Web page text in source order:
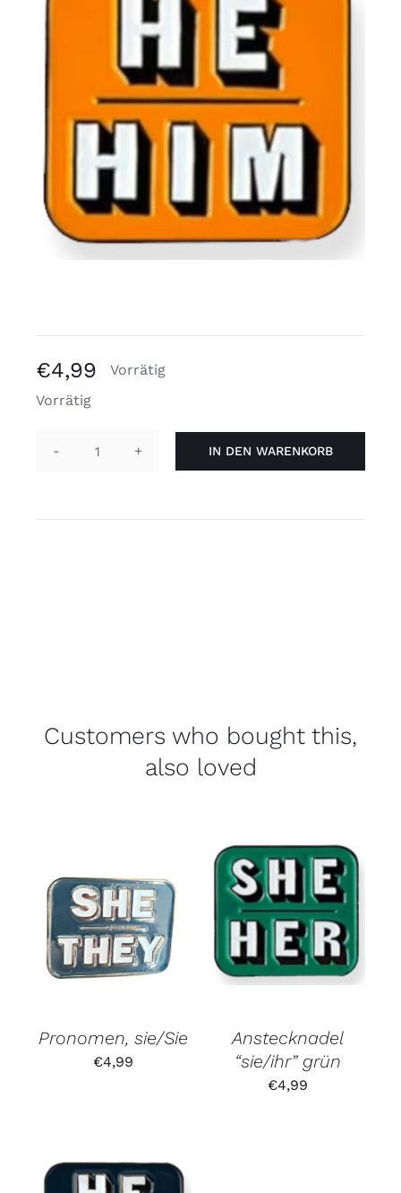
Kostenlose Binder
Review Levi
€4,99
Vorrätig
Vorrätig
Anstecknadel
IN DEN WARENKORB
Customers who bought this,
also loved
Pronomen, sie/Sie
€4,99
Anstecknadel
“sie/ihr” grün
€4,99